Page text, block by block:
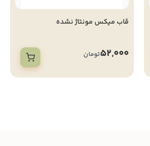
قاب میکس مونتاژ نشده
52,000تومان